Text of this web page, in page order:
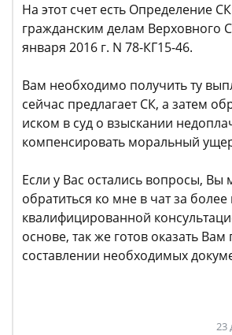
На этот счет есть Определение
гражданским делам Верховного
января 2016 г. N 78-КГ15-46.
Вам необходимо получить ту
сейчас предлагает СК, а затем
иском в суд о взыскании
компенсировать моральный
Если у Вас остались вопросы, Вы
обратиться ко мне в чат за
квалифицированной
основе, так же готов оказать
составлении необходимых
23